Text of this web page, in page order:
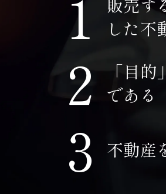
１
した不
２ 「目
である
３ 不動産